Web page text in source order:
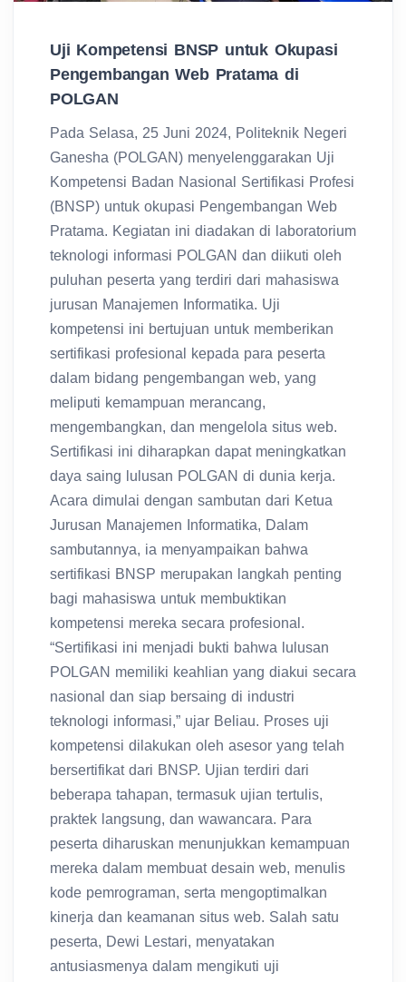
Uji Kompetensi BNSP untuk Okupasi
Pengembangan Web Pratama di
POLGAN
Pada Selasa, 25 Juni 2024, Politeknik Negeri
Ganesha (POLGAN) menyelenggarakan Uji
Kompetensi Badan Nasional Sertifikasi Profesi
(BNSP) untuk okupasi Pengembangan Web
Pratama. Kegiatan ini diadakan di laboratorium
teknologi informasi POLGAN dan diikuti oleh
puluhan peserta yang terdiri dari mahasiswa
jurusan Manajemen Informatika. Uji
kompetensi ini bertujuan untuk memberikan
sertifikasi profesional kepada para peserta
dalam bidang pengembangan web, yang
meliputi kemampuan merancang,
mengembangkan, dan mengelola situs web.
Sertifikasi ini diharapkan dapat meningkatkan
daya saing lulusan POLGAN di dunia kerja.
Acara dimulai dengan sambutan dari Ketua
Jurusan Manajemen Informatika, Dalam
sambutannya, ia menyampaikan bahwa
sertifikasi BNSP merupakan langkah penting
bagi mahasiswa untuk membuktikan
kompetensi mereka secara profesional.
“Sertifikasi ini menjadi bukti bahwa lulusan
POLGAN memiliki keahlian yang diakui secara
nasional dan siap bersaing di industri
teknologi informasi,” ujar Beliau. Proses uji
kompetensi dilakukan oleh asesor yang telah
bersertifikat dari BNSP. Ujian terdiri dari
beberapa tahapan, termasuk ujian tertulis,
praktek langsung, dan wawancara. Para
peserta diharuskan menunjukkan kemampuan
mereka dalam membuat desain web, menulis
kode pemrograman, serta mengoptimalkan
kinerja dan keamanan situs web. Salah satu
peserta, Dewi Lestari, menyatakan
antusiasmenya dalam mengikuti uji